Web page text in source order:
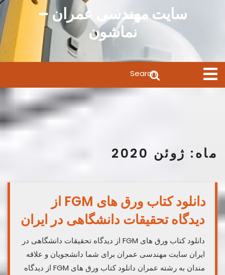
سایت مهندسی عمران –
نماشون
Open
Menu
for:
ماه: ژوئن 2020
دانلود کتاب ورق های FGM از
دیدگاه تحقیقات دانشگاهی در ایران
دانلود کتاب ورق های FGM از دیدگاه تحقیقات دانشگاهی در
ایران سایت مهندسی عمران برای شما دانشجویان و علاقه
مندان به رشته عمران دانلود کتاب ورق های FGM از دیدگاه